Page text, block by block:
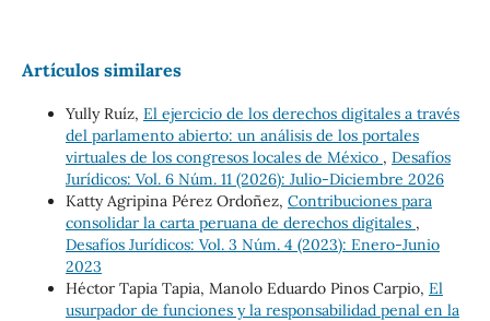
Artículos similares
Yully Ruíz, El ejercicio de los derechos digitales a través
del parlamento abierto: un análisis de los portales
virtuales de los congresos locales de México , Desafíos
Jurídicos: Vol. 6 Núm. 11 (2026): Julio-Diciembre 2026
Katty Agripina Pérez Ordoñez, Contribuciones para
consolidar la carta peruana de derechos digitales ,
Desafíos Jurídicos: Vol. 3 Núm. 4 (2023): Enero-Junio
2023
Héctor Tapia Tapia, Manolo Eduardo Pinos Carpio, El
usurpador de funciones y la responsabilidad penal en la